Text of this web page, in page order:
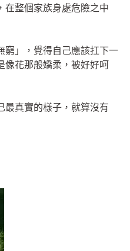
在整個家族身處危險之中
窮」，覺得自己應該扛下一
像花那般嬌柔，被好好呵
最真實的樣子，就算沒有